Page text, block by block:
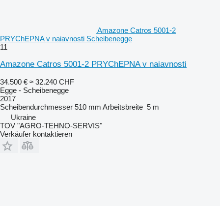
Amazone Catros 5001-2
PRYChEPNA v naiavnosti Scheibenegge
11
Amazone Catros 5001-2 PRYChEPNA v naiavnosti
34.500 € ≈ 32.240 CHF
Egge - Scheibenegge
2017
Scheibendurchmesser 510 mm Arbeitsbreite 5 m
Ukraine
TOV "AGRO-TEHNO-SERVIS"
Verkäufer kontaktieren